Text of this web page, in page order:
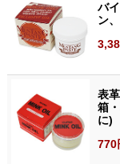
バ
ン
表
箱
に)
770